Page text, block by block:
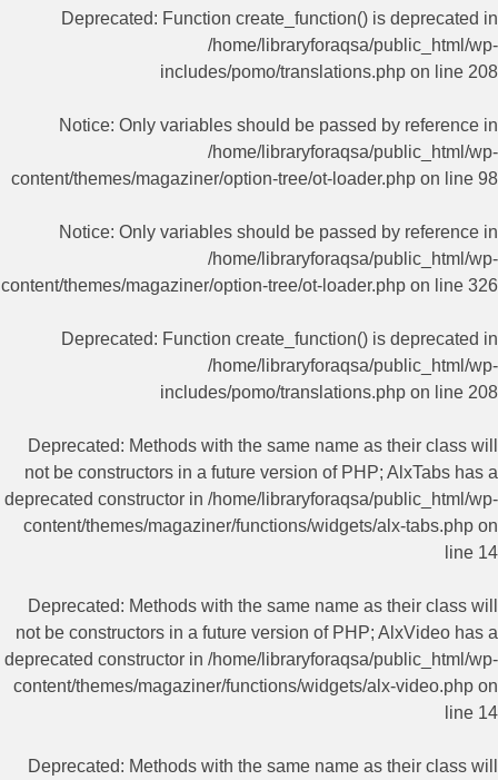
Deprecated: Function create_function() is deprecated in
/home/libraryforaqsa/public_html/wp-
includes/pomo/translations.php on line 208
Notice: Only variables should be passed by reference in
/home/libraryforaqsa/public_html/wp-
content/themes/magaziner/option-tree/ot-loader.php on line 98
Notice: Only variables should be passed by reference in
/home/libraryforaqsa/public_html/wp-
content/themes/magaziner/option-tree/ot-loader.php on line 326
Deprecated: Function create_function() is deprecated in
/home/libraryforaqsa/public_html/wp-
includes/pomo/translations.php on line 208
Deprecated: Methods with the same name as their class will
not be constructors in a future version of PHP; AlxTabs has a
deprecated constructor in /home/libraryforaqsa/public_html/wp-
content/themes/magaziner/functions/widgets/alx-tabs.php on
line 14
Deprecated: Methods with the same name as their class will
not be constructors in a future version of PHP; AlxVideo has a
deprecated constructor in /home/libraryforaqsa/public_html/wp-
content/themes/magaziner/functions/widgets/alx-video.php on
line 14
Deprecated: Methods with the same name as their class will